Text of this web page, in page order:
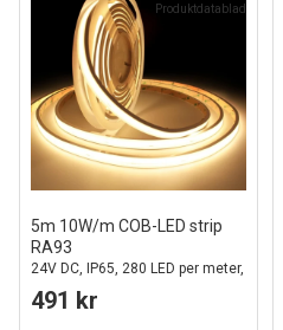
Produktdatablad
5m 10W/m COB-LED strip
RA93
24V DC, IP65, 280 LED per meter,
COB LED
491 kr